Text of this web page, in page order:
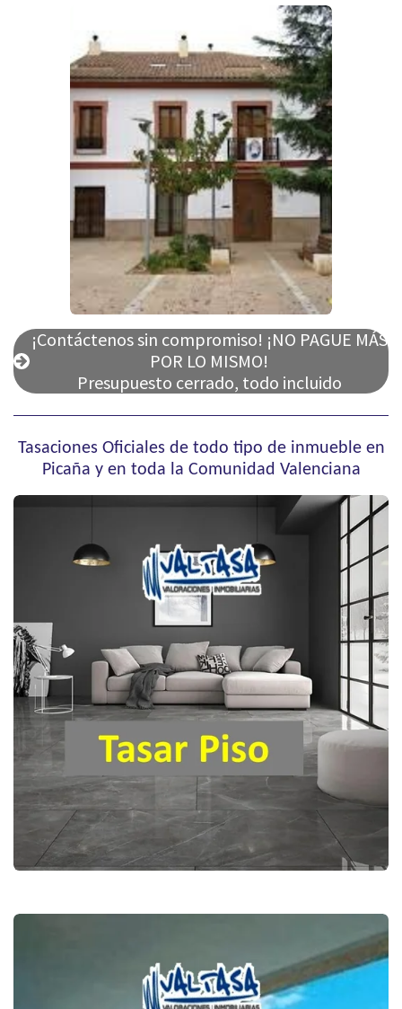
¡Contáctenos sin compromiso! ¡NO PAGUE MÁS
POR LO MISMO!
Presupuesto cerrado, todo incluido
Tasaciones Oficiales de todo tipo de inmueble en
Picaña y en toda la Comunidad Valenciana